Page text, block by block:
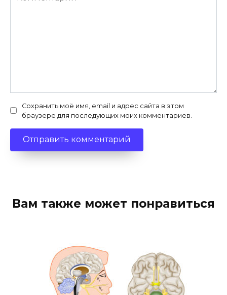
Сохранить моё имя, email и адрес сайта в этом
браузере для последующих моих комментариев.
Вам также может понравиться